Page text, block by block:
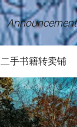
Announcement
二手书籍转卖铺